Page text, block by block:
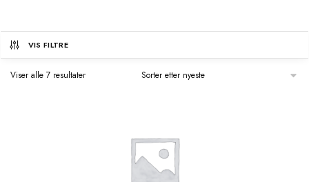
VIS FILTRE
Viser alle 7 resultater